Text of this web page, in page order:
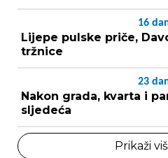
16
Lijepe pulske priče,
tržnice
23
Nakon grada, kvarta i
sljedeća
Prikaži